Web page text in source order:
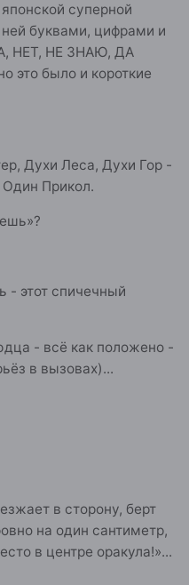
суперной
буквами, цифрами и
НЕТ, НЕ ЗНАЮ, ДА
это было и короткие
Духи Леса, Духи Гор -
Прикол.
этот спичечный
- всё как положено -
в вызовах)...
в сторону, берт
на один сантиметр,
в центре оракула!»...